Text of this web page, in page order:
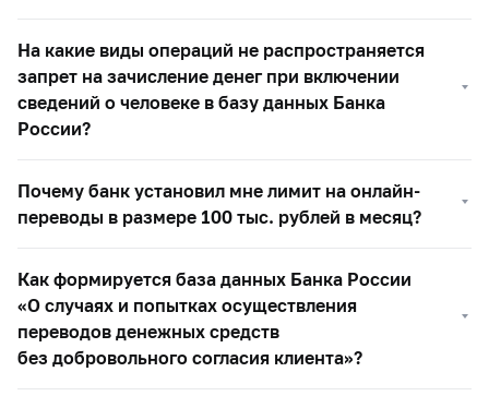
На какие виды операций не распространяется
запрет на зачисление денег при включении
сведений о человеке в базу данных Банка
России?
Почему банк установил мне лимит на онлайн-
переводы в размере 100 тыс. рублей в месяц?
Как формируется база данных Банка России
«О случаях и попытках осуществления
переводов денежных средств
без добровольного согласия клиента»?